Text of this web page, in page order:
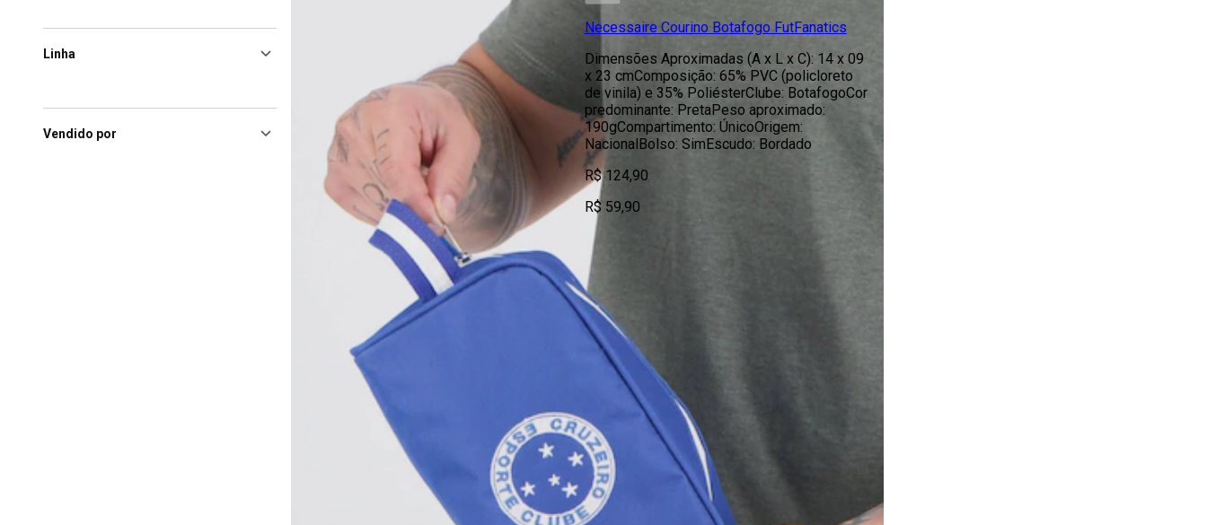
Linha
Vendido por
Necessaire Courino Botafogo FutFanatics
Dimensões Aproximadas (A x L x C): 14 x 09
x 23 cmComposição: 65% PVC (policloreto
de vinila) e 35% PoliésterClube: BotafogoCor
predominante: PretaPeso aproximado:
190gCompartimento: ÚnicoOrigem:
NacionalBolso: SimEscudo: Bordado
R$ 124,90
R$ 59,90